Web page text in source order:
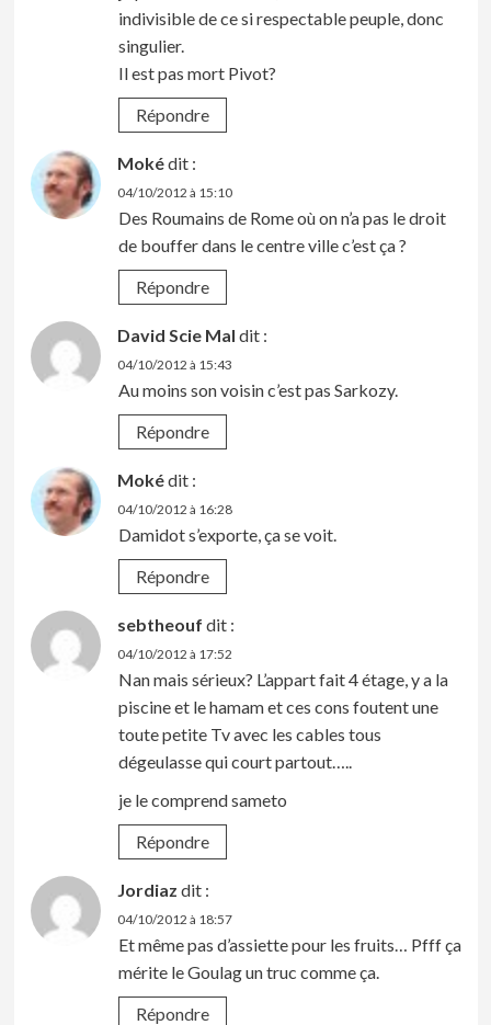
indivisible de ce si respectable peuple, donc
singulier.
Il est pas mort Pivot?
Répondre
Mokédit :
04/10/2012 à 15:10
Des Roumains de Rome où on n’a pas le droit
de bouffer dans le centre ville c’est ça ?
Répondre
David Scie Mal dit :
04/10/2012 à 15:43
Au moins son voisin c’est pas Sarkozy.
Répondre
Mokédit :
04/10/2012 à 16:28
Damidot s’exporte, ça se voit.
Répondre
sebtheouf dit :
04/10/2012 à 17:52
Nan mais sérieux? L’appart fait 4 étage, y a la
piscine et le hamam et ces cons foutent une
toute petite Tv avec les cables tous
dégeulasse qui court partout…..
je le comprend sameto
Répondre
Jordiaz dit :
04/10/2012 à 18:57
Et même pas d’assiette pour les fruits… Pfff ça
mérite le Goulag un truc comme ça.
Répondre